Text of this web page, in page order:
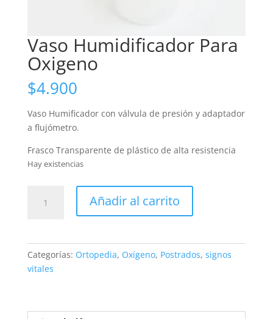
Vaso Humidificador Para
Oxigeno
$4.900
Vaso Humificador con válvula de presión y adaptador
a flujómetro.
Frasco Transparente de plástico de alta resistencia
Hay existencias
Humidificador
cantidad
Añadir al carrito
Categorías: Ortopedia, Oxígeno, Postrados, signos
vitales